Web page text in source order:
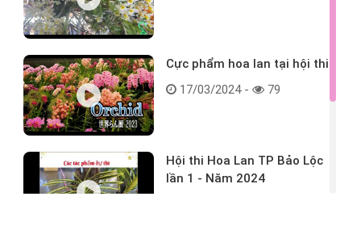
Cực phẩm hoa lan tại hội thi
17/03/2024 -
79
Hội thi Hoa Lan TP Bảo Lộc
lần 1 - Năm 2024